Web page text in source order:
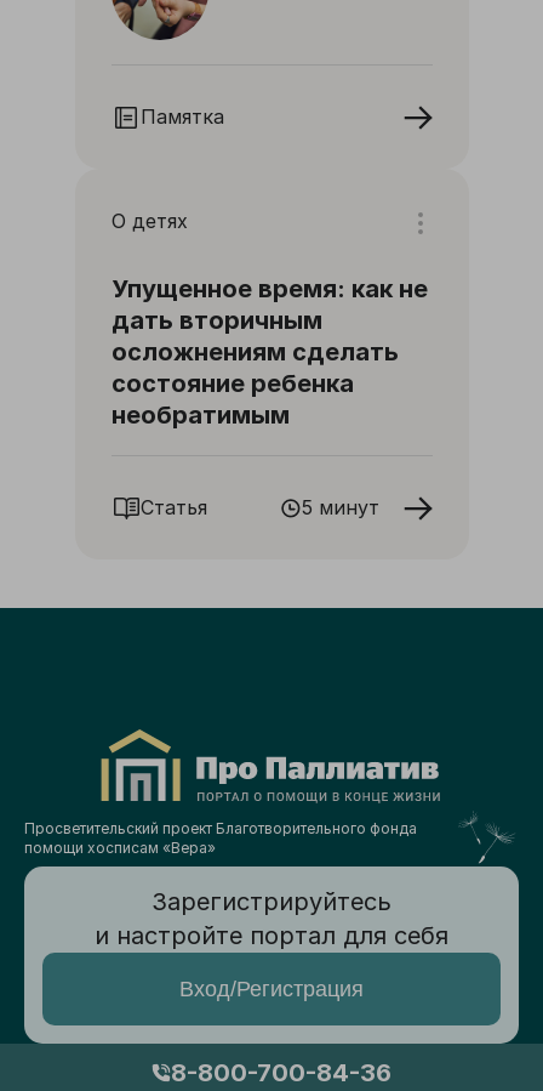
Памятка
О детях
Упущенное время: как не
дать вторичным
осложнениям сделать
состояние ребенка
необратимым
Статья 5 минут
Просветительский проект Благотворительного фонда
помощи хосписам «Вера»
Зарегистрируйтесь
и настройте портал для себя
Вход/Регистрация
8-800-700-84-36